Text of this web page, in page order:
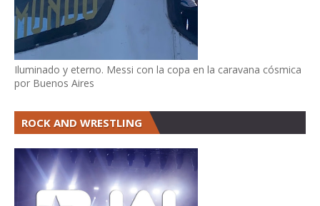
Iluminado y eterno. Messi con la copa en la caravana cósmica
por Buenos Aires
ROCK AND WRESTLING